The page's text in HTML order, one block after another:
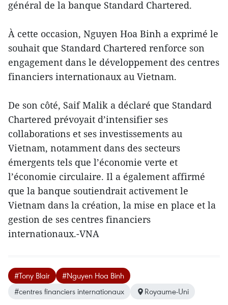
général de la banque Standard Chartered.
À cette occasion, Nguyen Hoa Binh a exprimé le
souhait que Standard Chartered renforce son
engagement dans le développement des centres
financiers internationaux au Vietnam.
De son côté, Saif Malik a déclaré que Standard
Chartered prévoyait d’intensifier ses
collaborations et ses investissements au
Vietnam, notamment dans des secteurs
émergents tels que l’économie verte et
l’économie circulaire. Il a également affirmé
que la banque soutiendrait activement le
Vietnam dans la création, la mise en place et la
gestion de ses centres financiers
internationaux.-VNA
#Tony Blair
#Nguyen Hoa Binh
#centres financiers internationaux
Royaume-Uni